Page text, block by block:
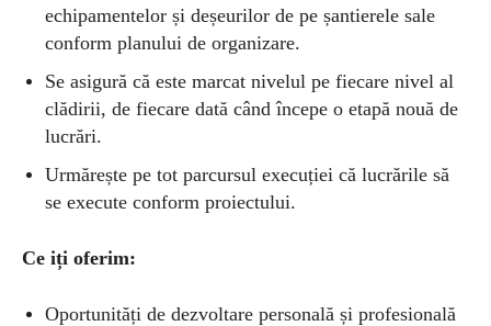
echipamentelor și deșeurilor de pe șantierele sale
conform planului de organizare.
Se asigură că este marcat nivelul pe fiecare nivel al
clădirii, de fiecare dată când începe o etapă nouă de
lucrări.
Urmărește pe tot parcursul execuției că lucrările să
se execute conform proiectului.
Ce iți oferim:
Oportunități de dezvoltare personală și profesională